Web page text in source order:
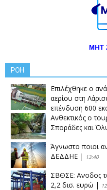
ΜΗΤ
ΡΟΗ
Επιλέχθηκε ο
αερίου στη
επένδυση 600
Ανθεκτικός ο
Σποράδες και
Άγνωστο ποιοι
ΔΕΔΔΗΕ | 13:40
ΣΒΘΣΕ: Aνοδος
2,2 δισ. ευρώ |